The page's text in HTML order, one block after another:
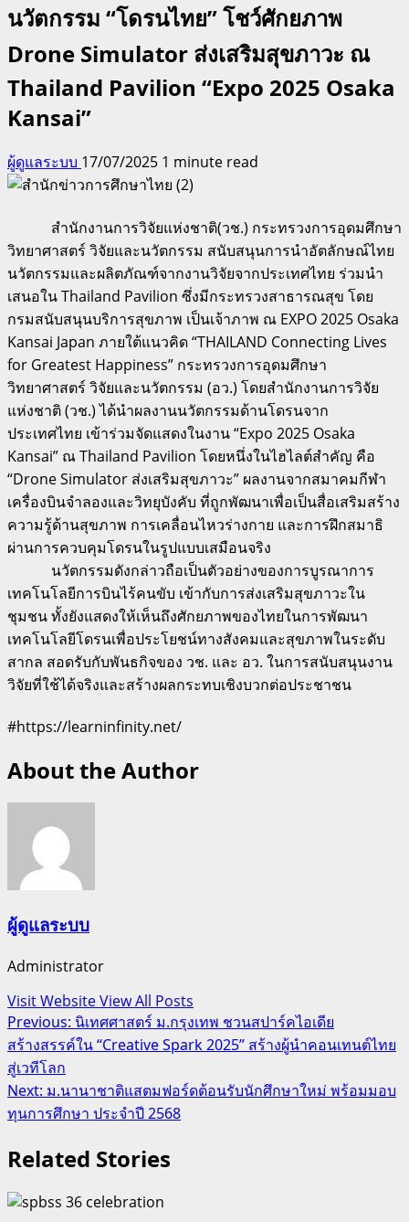
นวัตกรรม “โดรนไทย” โชว์ศักยภาพ
Drone Simulator ส่งเสริมสุขภาวะ ณ
Thailand Pavilion “Expo 2025 Osaka
Kansai”
ผู้ดูแลระบบ 17/07/2025 1 minute read
สำนักงานการวิจัยแห่งชาติ(วช.) กระทรวงการอุดมศึกษา
วิทยาศาสตร์ วิจัยและนวัตกรรม สนับสนุนการนำอัตลักษณ์ไทย
นวัตกรรมและผลิตภัณฑ์จากงานวิจัยจากประเทศไทย ร่วมนำ
เสนอใน Thailand Pavilion ซึ่งมีกระทรวงสาธารณสุข โดย
กรมสนับสนุนบริการสุขภาพ เป็นเจ้าภาพ ณ EXPO 2025 Osaka
Kansai Japan ภายใต้แนวคิด “THAILAND Connecting Lives
for Greatest Happiness” กระทรวงการอุดมศึกษา
วิทยาศาสตร์ วิจัยและนวัตกรรม (อว.) โดยสำนักงานการวิจัย
แห่งชาติ (วช.) ได้นำผลงานนวัตกรรมด้านโดรนจาก
ประเทศไทย เข้าร่วมจัดแสดงในงาน “Expo 2025 Osaka
Kansai” ณ Thailand Pavilion โดยหนึ่งในไฮไลต์สำคัญ คือ
“Drone Simulator ส่งเสริมสุขภาวะ” ผลงานจากสมาคมกีฬา
เครื่องบินจำลองและวิทยุบังคับ ที่ถูกพัฒนาเพื่อเป็นสื่อเสริมสร้าง
ความรู้ด้านสุขภาพ การเคลื่อนไหวร่างกาย และการฝึกสมาธิ
ผ่านการควบคุมโดรนในรูปแบบเสมือนจริง
นวัตกรรมดังกล่าวถือเป็นตัวอย่างของการบูรณาการ
เทคโนโลยีการบินไร้คนขับ เข้ากับการส่งเสริมสุขภาวะใน
ชุมชน ทั้งยังแสดงให้เห็นถึงศักยภาพของไทยในการพัฒนา
เทคโนโลยีโดรนเพื่อประโยชน์ทางสังคมและสุขภาพในระดับ
สากล สอดรับกับพันธกิจของ วช. และ อว. ในการสนับสนุนงาน
วิจัยที่ใช้ได้จริงและสร้างผลกระทบเชิงบวกต่อประชาชน
#https://learninfinity.net/
About the Author
ผู้ดูแลระบบ
Administrator
Visit WebsiteView All Posts
Post
navigation
Previous: นิเทศศาสตร์ ม.กรุงเทพ ชวนสปาร์คไอเดีย
สร้างสรรค์ใน “Creative Spark 2025” สร้างผู้นำคอนเทนต์ไทย
สู่เวทีโลก
Next: ม.นานาชาติแสตมฟอร์ดต้อนรับนักศึกษาใหม่ พร้อมมอบ
ทุนการศึกษา ประจำปี 2568
Related Stories